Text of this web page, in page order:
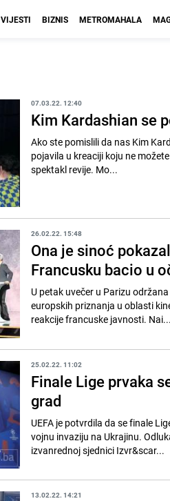
VIJESTI BIZNIS METROMAHALA
07.03.22. 12:40
Kim Kardashian se
Ako ste pomislili da nas Kim
pojavila u kreaciji koju ne
spektakl revije. Mo...
26.02.22. 15:48
Ona je sinoć
Francusku bacio u
U petak uvečer u Parizu
europskih priznanja u oblasti
reakcije francuske javnosti. Nai...
25.02.22. 11:02
Finale Lige prvaka
grad
UEFA je potvrdila da se finale
vojnu invaziju na Ukrajinu.
izvanrednoj sjednici Izvr&scar...
13.02.22. 14:21